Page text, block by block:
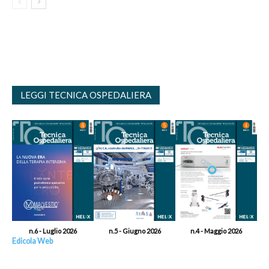
LEGGI TECNICA OSPEDALIERA
n.6 - Luglio 2026 n.5 - Giugno 2026 n.4 - Maggio 2026
Edicola Web